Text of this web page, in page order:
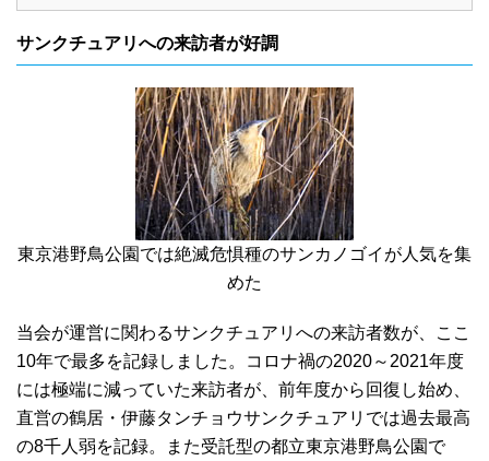
サンクチュアリへの来訪者が好調
東京港野鳥公園では絶滅危惧種のサンカノゴイが人気を集
めた
当会が運営に関わるサンクチュアリへの来訪者数が、ここ
10年で最多を記録しました。コロナ禍の2020～2021年度
には極端に減っていた来訪者が、前年度から回復し始め、
直営の鶴居・伊藤タンチョウサンクチュアリでは過去最高
の8千人弱を記録。また受託型の都立東京港野鳥公園で